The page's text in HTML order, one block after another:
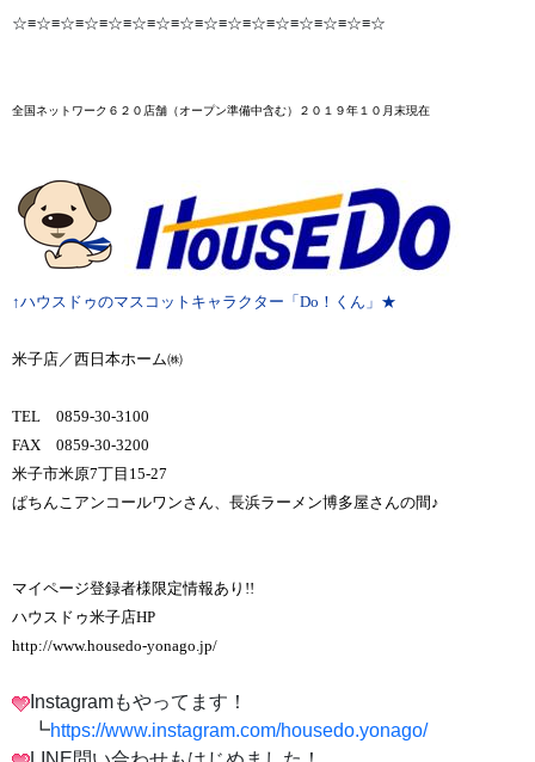
☆≡☆≡☆≡☆≡☆≡☆≡☆≡☆≡☆≡☆≡☆≡☆≡☆≡☆≡☆≡☆
全国ネットワーク６２０店舗 （オープン準備中含む）２０１９年１０月末現在
↑ハウスドゥのマスコットキャラクター「Do！くん」★
米子店／西日本ホーム㈱
TEL 0859-30-3100
FAX 0859-30-3200
米子市米原7丁目15-27
ぱちんこアンコールワンさん、長浜ラーメン博多屋さんの間♪
マイページ登録者様限定情報あり!!
ハウスドゥ米子店HP
http://www.housedo-yonago.jp/
Instagramもやってます！
┗https://www.instagram.com/housedo.yonago/